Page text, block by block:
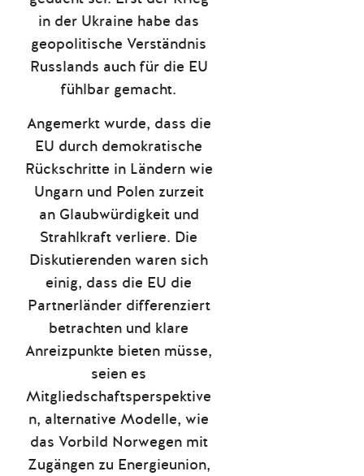
in der Ukraine habe das
geopolitische Verständnis
Russlands auch für die EU
fühlbar gemacht.
Angemerkt wurde, dass die
EU durch demokratische
Rückschritte in Ländern wie
Ungarn und Polen zurzeit
an Glaubwürdigkeit und
Strahlkraft verliere. Die
Diskutierenden waren sich
einig, dass die EU die
Partnerländer differenziert
betrachten und klare
Anreizpunkte bieten müsse,
seien es
Mitgliedschaftsperspektive
n, alternative Modelle, wie
das Vorbild Norwegen mit
Zugängen zu Energieunion,